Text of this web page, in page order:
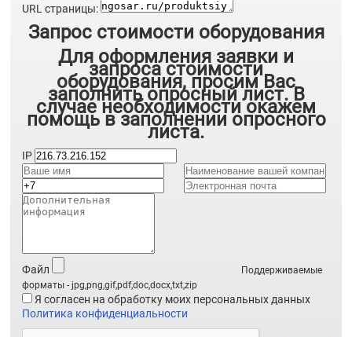
URL страницы:
Запрос стоимости оборудования
Для оформления заявки и
запроса стоимости
оборудования, просим Вас
заполнить опросный лист. В
случае необходимости окажем
помощь в заполнении опросного
листа.
IP
Файл
Поддерживаемые
форматы - jpg,png,gif,pdf,doc,docx,txt,zip
Я согласен на обработку моих персональных данных
Политика конфиденциальности